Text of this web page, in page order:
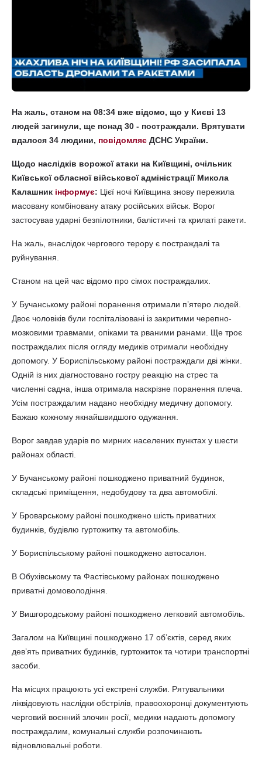
На жаль, станом на 08:34 вже відомо, що у Києві 13
людей загинули, ще понад 30 - постраждали. Врятувати
вдалося 34 людини, повідомляє ДСНС України.
Щодо наслідків ворожої атаки на Київщині, очільник
Київської обласної військової адміністрації Микола
Калашник інформує: Цієї ночі Київщина знову пережила
масовану комбіновану атаку російських військ. Ворог
застосував ударні безпілотники, балістичні та крилаті ракети.
На жаль, внаслідок чергового терору є постраждалі та
руйнування.
Станом на цей час відомо про сімох постраждалих.
У Бучанському районі поранення отримали п’ятеро людей.
Двоє чоловіків були госпіталізовані із закритими черепно-
мозковими травмами, опіками та рваними ранами. Ще троє
постраждалих після огляду медиків отримали необхідну
допомогу. У Бориспільському районі постраждали дві жінки.
Одній із них діагностовано гостру реакцію на стрес та
численні садна, інша отримала наскрізне поранення плеча.
Усім постраждалим надано необхідну медичну допомогу.
Бажаю кожному якнайшвидшого одужання.
Ворог завдав ударів по мирних населених пунктах у шести
районах області.
У Бучанському районі пошкоджено приватний будинок,
складські приміщення, недобудову та два автомобілі.
У Броварському районі пошкоджено шість приватних
будинків, будівлю гуртожитку та автомобіль.
У Бориспільському районі пошкоджено автосалон.
В Обухівському та Фастівському районах пошкоджено
приватні домоволодіння.
У Вишгородському районі пошкоджено легковий автомобіль.
Загалом на Київщині пошкоджено 17 об’єктів, серед яких
дев’ять приватних будинків, гуртожиток та чотири транспортні
засоби.
На місцях працюють усі екстрені служби. Рятувальники
ліквідовують наслідки обстрілів, правоохоронці документують
черговий воєнний злочин росії, медики надають допомогу
постраждалим, комунальні служби розпочинають
відновлювальні роботи.